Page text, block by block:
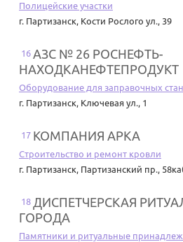
Полицейские участки
г. Партизанск, Кости Рослого ул., 39
16 АЗС № 26 РОСНЕФТЬ-
НАХОДКАНЕФТЕПРОДУКТ
Оборудование для заправочных
г. Партизанск, Ключевая ул., 1
17 КОМПАНИЯ АРКА
Строительство и ремонт кровли
г. Партизанск, Партизанский пр.,
18 ДИСПЕТЧЕРСКАЯ
ГОРОДА
Памятники и ритуальные